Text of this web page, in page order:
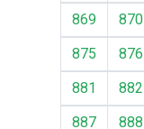
869
870
875
876
881
882
887
888